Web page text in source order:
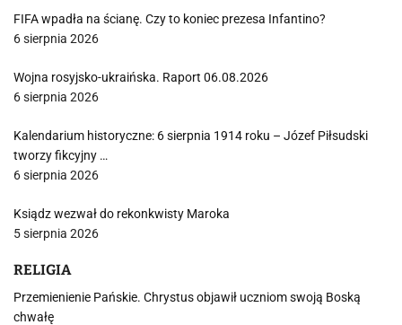
FIFA wpadła na ścianę. Czy to koniec prezesa Infantino?
6 sierpnia 2026
Wojna rosyjsko-ukraińska. Raport 06.08.2026
6 sierpnia 2026
Kalendarium historyczne: 6 sierpnia 1914 roku – Józef Piłsudski
tworzy fikcyjny …
6 sierpnia 2026
Ksiądz wezwał do rekonkwisty Maroka
5 sierpnia 2026
RELIGIA
Przemienienie Pańskie. Chrystus objawił uczniom swoją Boską
chwałę